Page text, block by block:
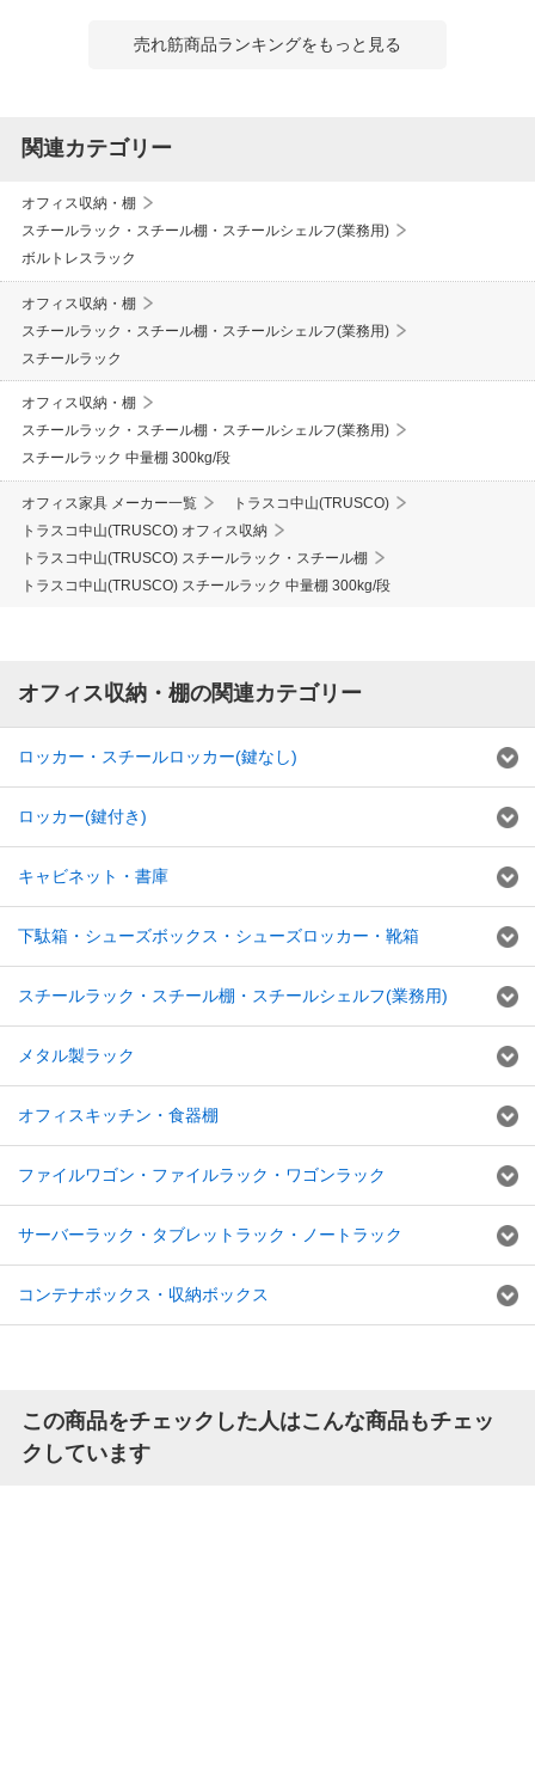
売れ筋商品ランキングをもっと見る
関連カテゴリー
オフィス収納・棚
スチールラック・スチール棚・スチールシェルフ(業務用)
ボルトレスラック
オフィス収納・棚
スチールラック・スチール棚・スチールシェルフ(業務用)
スチールラック
オフィス収納・棚
スチールラック・スチール棚・スチールシェルフ(業務用)
スチールラック 中量棚 300kg/段
オフィス家具 メーカー一覧
トラスコ中山(TRUSCO)
トラスコ中山(TRUSCO) オフィス収納
トラスコ中山(TRUSCO) スチールラック・スチール棚
トラスコ中山(TRUSCO) スチールラック 中量棚 300kg/段
オフィス収納・棚の関連カテゴリー
ロッカー・スチールロッカー(鍵なし)
ロッカー(鍵付き)
キャビネット・書庫
下駄箱・シューズボックス・シューズロッカー・靴箱
スチールラック・スチール棚・スチールシェルフ(業務用)
メタル製ラック
オフィスキッチン・食器棚
ファイルワゴン・ファイルラック・ワゴンラック
サーバーラック・タブレットラック・ノートラック
コンテナボックス・収納ボックス
この商品をチェックした人はこんな商品もチェッ
クしています